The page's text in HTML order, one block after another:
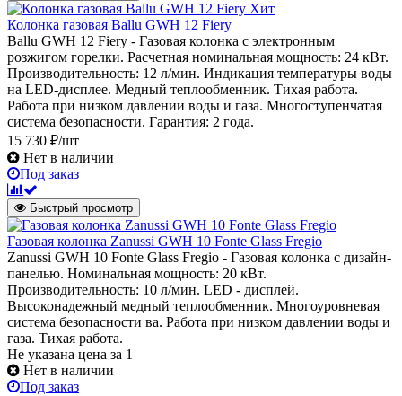
Хит
Колонка газовая Ballu GWH 12 Fiery
Ballu GWH 12 Fiery - Газовая колонка с электронным
розжигом горелки. Расчетная номинальная мощность: 24 кВт.
Производительность: 12 л/мин. Индикация температуры воды
на LED-дисплее. Медный теплообменник. Тихая работа.
Работа при низком давлении воды и газа. Многоступенчатая
система безопасности. Гарантия: 2 года.
15 730 ₽/шт
Нет в наличии
Под заказ
Быстрый просмотр
Газовая колонка Zanussi GWH 10 Fonte Glass Fregio
Zanussi GWH 10 Fonte Glass Fregio - Газовая колонка c дизайн-
панелью. Номинальная мощность: 20 кВт.
Производительность: 10 л/мин. LED - дисплей.
Высоконадежный медный теплообменник. Многоуровневая
система безопасности ва. Работа при низком давлении воды и
газа. Тихая работа.
Не указана цена за 1
Нет в наличии
Под заказ